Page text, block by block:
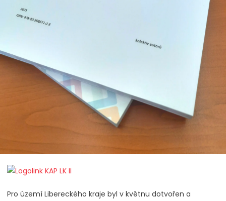
Pro území Libereckého kraje byl v květnu dotvořen a